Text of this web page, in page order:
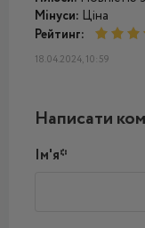
Мінуси: Ціна
Рейтинг:
18.04.2024, 10:59
Написати
Ім'я*